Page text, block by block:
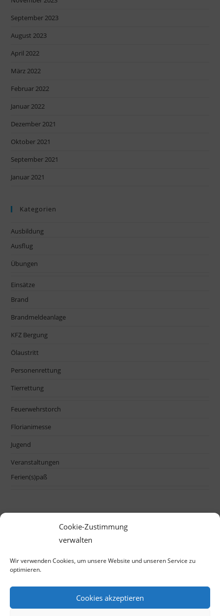
Cookie-Zustimmung
verwalten
Wir verwenden Cookies, um unsere Website und unseren Service zu
optimieren.
Cookies akzeptieren
September 2023
August 2023
April 2022
März 2022
Februar 2022
Januar 2022
Dezember 2021
Oktober 2021
September 2021
Januar 2021
Kategorien
Ausbildung
Ausflug
Übungen
Einsätze
Brand
Brandmeldeanlage
KFZ Bergung
Ölaustritt
Personenrettung
Tierrettung
Feuerwehrstorch
Florianimesse
Jugend
Veranstaltungen
Ferien(s)paß